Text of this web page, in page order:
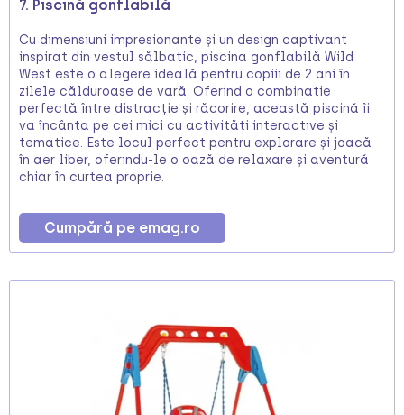
7. Piscină gonflabilă
Cu dimensiuni impresionante și un design captivant
inspirat din vestul sălbatic, piscina gonflabilă Wild
West este o alegere ideală pentru copiii de 2 ani în
zilele călduroase de vară. Oferind o combinație
perfectă între distracție și răcorire, această piscină îi
va încânta pe cei mici cu activități interactive și
tematice. Este locul perfect pentru explorare și joacă
în aer liber, oferindu-le o oază de relaxare și aventură
chiar în curtea proprie.
Cumpără pe emag.ro